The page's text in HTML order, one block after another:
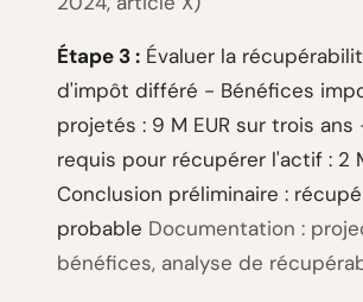
Étape 3 : Évaluer la
d'impôt différé - Bénéfices
projetés : 9 M EUR sur trois
requis pour récupérer l'actif : 2
Conclusion préliminaire :
probable Documentation :
bénéfices, analyse de